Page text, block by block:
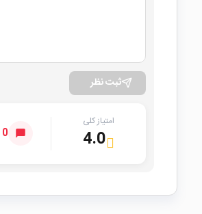
ثبت نظر
امتیاز کلی
4.0 0 دیدگاه